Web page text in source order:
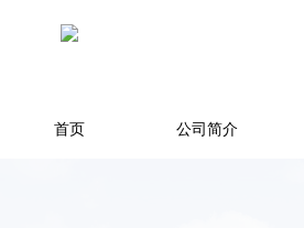
首页 公司简介